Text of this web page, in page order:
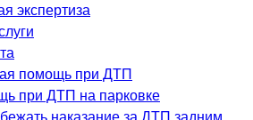
экспертиза
помощь при ДТП
при ДТП на парковке
наказание за ДТП задним